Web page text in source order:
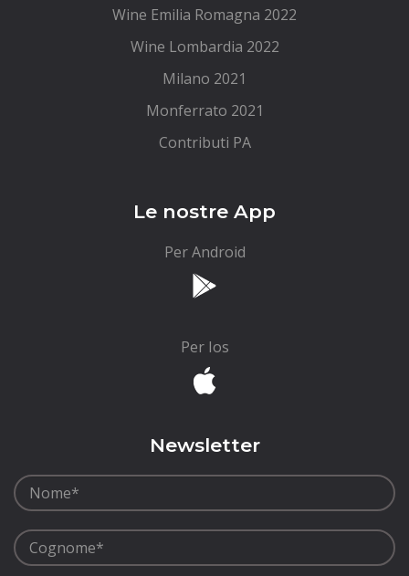
Wine Emilia Romagna 2022
Wine Lombardia 2022
Milano 2021
Monferrato 2021
Contributi PA
Le nostre App
Per Android
Per Ios
Newsletter